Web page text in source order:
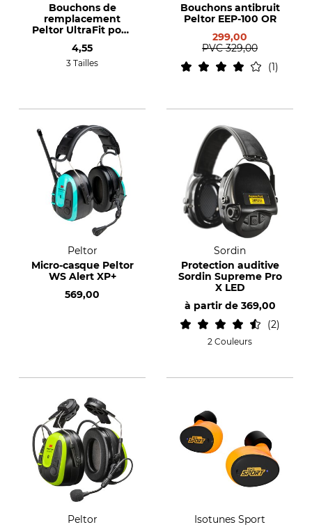
Bouchons de
remplacement
Peltor UltraFit pour
LEP-100
4,55
3 Tailles
Bouchons antibruit
Peltor EEP-100 OR
299,00
PVC 329,00
1
Peltor
Micro-casque Peltor
WS Alert XP+
569,00
Sordin
Protection auditive
Sordin Supreme Pro
X LED
à partir de 369,00
2
2 Couleurs
Peltor
Isotunes Sport